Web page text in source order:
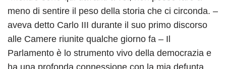
meno di sentire il peso della storia che ci circonda. –
aveva detto Carlo III durante il suo primo discorso
alle Camere riunite qualche giorno fa – Il
Parlamento è lo strumento vivo della democrazia e